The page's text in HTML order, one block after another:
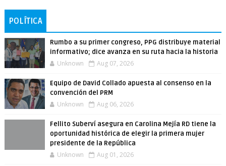
POLÍTICA
Rumbo a su primer congreso, PPG distribuye material
informativo; dice avanza en su ruta hacia la historia
Unknown Aug 07, 2026
Equipo de David Collado apuesta al consenso en la
convención del PRM
Unknown Aug 06, 2026
Fellito Suberví asegura en Carolina Mejía RD tiene la
oportunidad histórica de elegir la primera mujer
presidente de la República
Unknown Aug 01, 2026